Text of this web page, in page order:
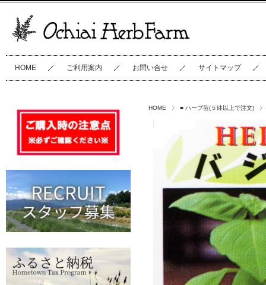
HOME ご利用案内 お問い合せ サイトマップ
HOME ■ ハーブ苗(５鉢以上で注文)